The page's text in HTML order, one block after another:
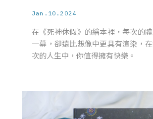
Jan.10.2024
在《死神休假》的繪本裡，每次的
一幕，卻遠比想像中更具有渲染，
次的人生中，你值得擁有快樂。